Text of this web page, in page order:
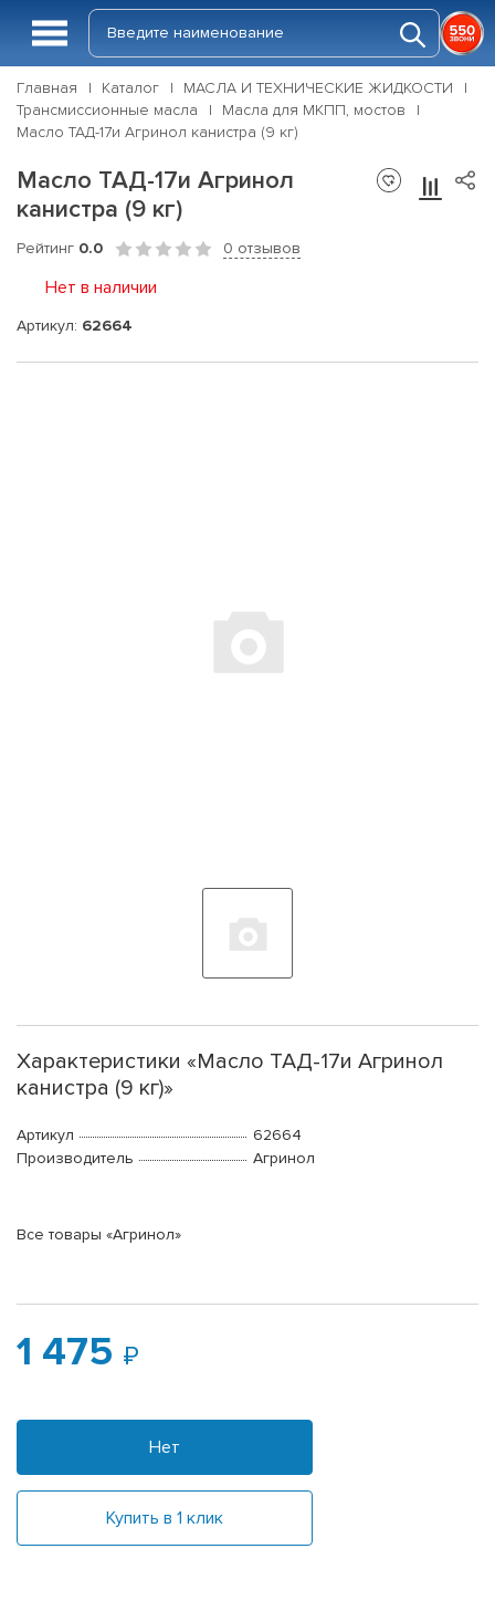
Главная Каталог
МАСЛА И ТЕХНИЧЕСКИЕ ЖИДКОСТИ
Трансмиссионные масла
Масла для МКПП, мостов
Масло ТАД-17и Агринол канистра (9 кг)
Масло ТАД-17и Агринол
канистра (9 кг)
Рейтинг 0.0 0 отзывов
Нет в наличии
Артикул: 62664
Характеристики «Масло ТАД-17и Агринол
канистра (9 кг)»
Артикул
62664
Производитель
Агринол
Все товары «Агринол»
1 475
Нет
Купить в 1 клик